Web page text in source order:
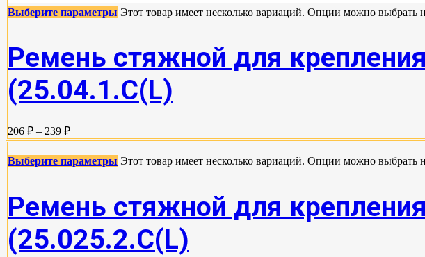
Выберите параметры Этот товар имеет несколько вариаций. Опции можно выбрать
Ремень стяжной для
(25.04.1.С(L)
206 ₽ – 239 ₽
Выберите параметры Этот товар имеет несколько вариаций. Опции можно выбрать
Ремень стяжной для
(25.025.2.С(L)